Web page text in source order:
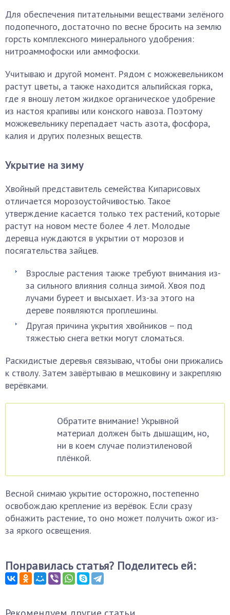
Для обеспечения питательными веществами зелёного
подопечного, достаточно по весне бросить на землю
горсть комплексного минерального удобрения:
нитроам­мофоски или аммофоски.
Учитываю и другой момент. Рядом с можжевельником
растут цветы, а также находится альпийская горка,
где я вношу летом жидкое органическое удобрение
из настоя крапивы или конского навоза. Поэтому
можжевельнику перепадает часть азота, фосфора,
калия и других полезных веществ.
Укрытие на зиму
Хвойный представитель семейства Кипарисовых
отличается морозоустойчивостью. Такое
утверждение касается только тех растений, которые
растут на новом месте более 4 лет. Молодые
деревца нуждаются в укрытии от морозов и
посягательства зайцев.
Взрослые растения также требуют внимания из-
за сильного влияния солнца зимой. Хвоя под
лучами буреет и высыхает. Из-за этого на
дереве появляются проплешины.
Другая причина укрытия хвойников – под
тяжестью снега ветки могут сломаться.
Раскидистые деревья связываю, чтобы они прижались
к стволу. Затем завёртываю в мешковину и закрепляю
верёвками.
Обратите внимание! Укрывной
материал должен быть дышащим, но,
ни в коем случае полиэтиленовой
плёнкой.
Весной снимаю укрытие осторожно, постепенно
освобождаю крепление из верёвок. Если сразу
обнажить растение, то оно может получить ожог из-
за яркого освещения.
Понравилась статья? Поделитесь ей: